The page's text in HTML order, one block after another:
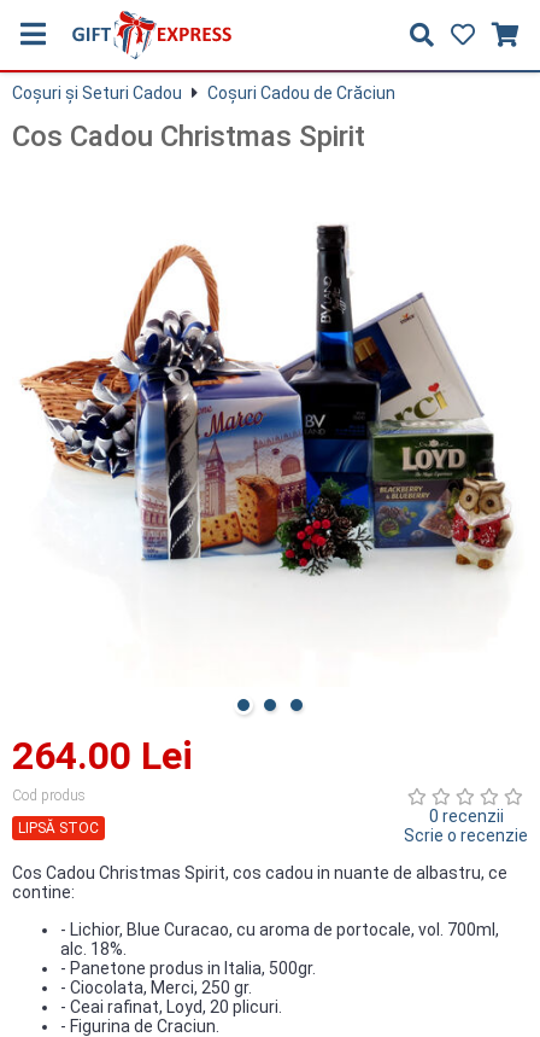
Coşuri și Seturi Cadou Coşuri Cadou de Crăciun
Cos Cadou Christmas Spirit
264.00 Lei
Cod produs
LIPSĂ STOC
0 recenzii
Scrie o recenzie
Cos Cadou Christmas Spirit, cos cadou in nuante de albastru, ce
contine:
- Lichior, Blue Curacao, cu aroma de portocale, vol. 700ml,
alc. 18%.
- Panetone produs in Italia, 500gr.
- Ciocolata, Merci, 250 gr.
- Ceai rafinat, Loyd, 20 plicuri.
- Figurina de Craciun.